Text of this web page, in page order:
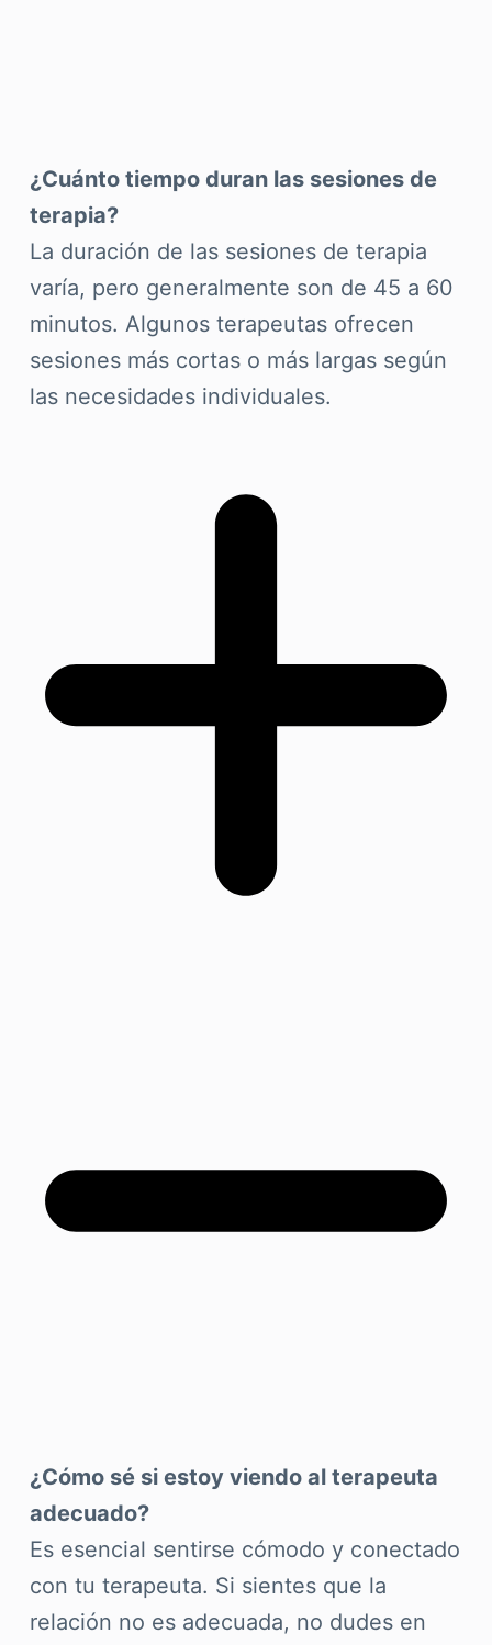
¿Cuánto tiempo duran las sesiones de
terapia?
La duración de las sesiones de terapia
varía, pero generalmente son de 45 a 60
minutos. Algunos terapeutas ofrecen
sesiones más cortas o más largas según
las necesidades individuales.
¿Cómo sé si estoy viendo al terapeuta
adecuado?
Es esencial sentirse cómodo y conectado
con tu terapeuta. Si sientes que la
relación no es adecuada, no dudes en